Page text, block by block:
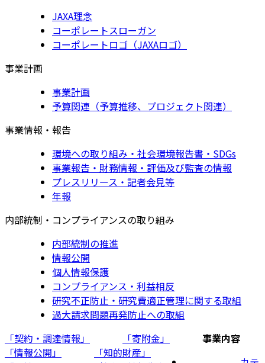
JAXA理念
コーポレートスローガン
コーポレートロゴ（JAXAロゴ）
事業計画
事業計画
予算関連（予算推移、プロジェクト関連）
事業情報・報告
環境への取り組み・社会環境報告書・SDGs
事業報告・財務情報・評価及び監査の情報
プレスリリース・記者会見等
年報
内部統制・コンプライアンスの取り組み
内部統制の推進
情報公開
個人情報保護
コンプライアンス・利益相反
研究不正防止・研究費適正管理に関する取組
過大請求問題再発防止への取組
「契約・調達情報」
「寄附金」
「情報公開」
「知的財産」
事業内容